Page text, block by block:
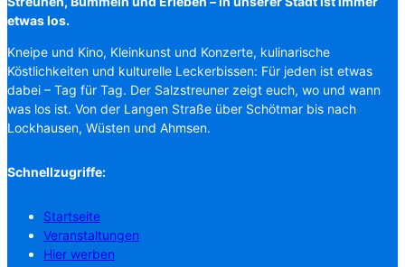
etwas los.
Kneipe und Kino, Kleinkunst und Konzerte, kulinarische
Köstlichkeiten und kulturelle Leckerbissen: Für jeden ist etwas
dabei – Tag für Tag. Der Salzstreuner zeigt euch, wo und wann
was los ist. Von der Langen Straße über Schötmar bis nach
Lockhausen, Wüsten und Ahmsen.
Schnellzugriffe:
Startseite
Veranstaltungen
Hier werben